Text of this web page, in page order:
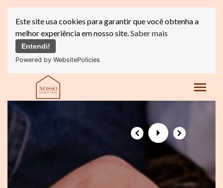
Este site usa cookies para garantir que você obtenha a
melhor experiência em nosso site.Saber mais
Entendi!
Powered by WebsitePolicies
menu